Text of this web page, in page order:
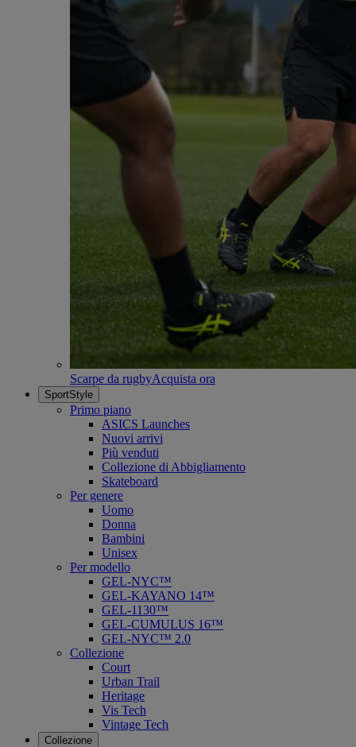
Scarpe da rugbyAcquista ora
SportStyle
Primo piano
ASICS Launches
Nuovi arrivi
Più venduti
Collezione di Abbigliamento
Skateboard
Per genere
Uomo
Donna
Bambini
Unisex
Per modello
GEL-NYC™
GEL-KAYANO 14™
GEL-1130™
GEL-CUMULUS 16™
GEL-NYC™ 2.0
Collezione
Court
Urban Trail
Heritage
Vis Tech
Vintage Tech
Collezione